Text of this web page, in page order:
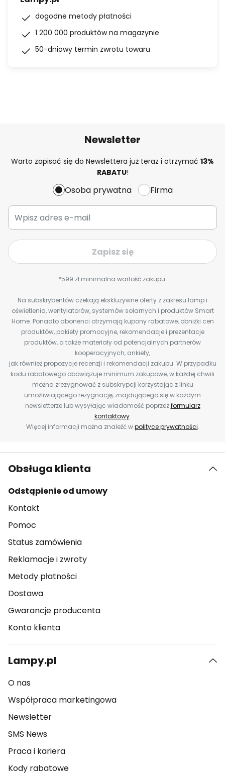
dogodne metody płatności
1 200 000 produktów na magazynie
50-dniowy termin zwrotu towaru
Newsletter
Warto zapisać się do Newslettera już teraz i otrzymać 13%
RABATU!
Osoba prywatna Firma
Zapisz się
*599 zł minimalna wartość zakupu.
Na subskrybentów czekają ekskluzywne oferty z zakresu lamp i
oświetlenia, wentylatorów, systemów solarnych i produktów Smart
Home. Ponadto abonenci otrzymają kupony rabatowe, obniżki cen
produktów, pakiety promocyjne, rekomendacje i prezentacje
produktów, a także materiały od potencjalnych partnerów
kooperacyjnych, ankiety,
jak również propozycje recenzji i rekomendacji zakupu. W przypadku
kodu rabatowego obowiązuje minimum zakupowe, w każdej chwili
można zrezygnować z subskrypcji korzystając z linku
umożliwiającego rezygnację, znajdującego się w każdym
newsletterze lub wysyłając wiadomość poprzezformularz
kontaktowy.
Więcej informacji można znaleźć wpolityce prywatności.
Obsługa klienta
Odstąpienie od umowy
Kontakt
Pomoc
Status zamówienia
Reklamacje i zwroty
Metody płatności
Dostawa
Gwarancje producenta
Konto klienta
Lampy.pl
O nas
Współpraca marketingowa
Newsletter
SMS News
Praca i kariera
Kody rabatowe